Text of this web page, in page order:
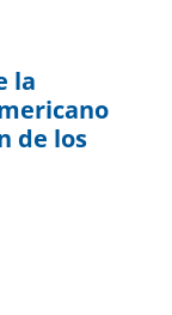
la
de los